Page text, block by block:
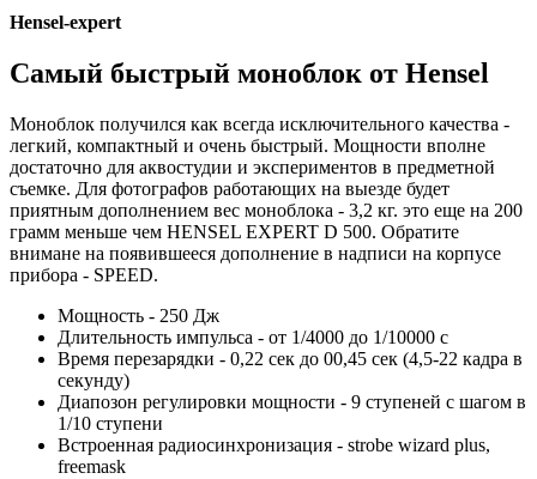
Hensel-expert
Самый быстрый моноблок от Hensel
Моноблок получился как всегда исключительного качества -
легкий, компактный и очень быстрый. Мощности вполне
достаточно для аквостудии и экспериментов в предметной
съемке. Для фотографов работающих на выезде будет
приятным дополнением вес моноблока - 3,2 кг. это еще на 200
грамм меньше чем HENSEL EXPERT D 500. Обратите
внимане на появившееся дополнение в надписи на корпусе
прибора - SPEED.
Мощность - 250 Дж
Длительность импульса - от 1/4000 до 1/10000 с
Время перезарядки - 0,22 сек до 00,45 сек (4,5-22 кадра в
секунду)
Диапозон регулировки мощности - 9 ступеней с шагом в
1/10 ступени
Встроенная радиосинхронизация - strobe wizard plus,
freemask